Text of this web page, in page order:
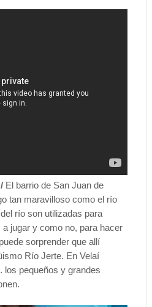
El barrio de San Juan de
tan maravilloso como el río
río son utilizadas para
jugar y como no, para hacer
sorprender que allí
Río Jerte. En Velaí
los pequeños y grandes